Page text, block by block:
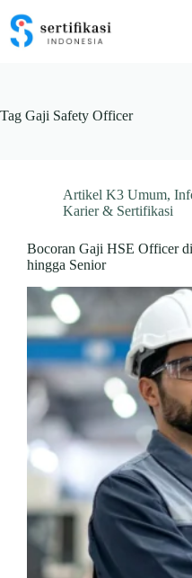
content
Tag Gaji Safety Officer
Artikel K3 Umum,
Karier & Sertifikasi
Bocoran Gaji HSE Officer
hingga Senior